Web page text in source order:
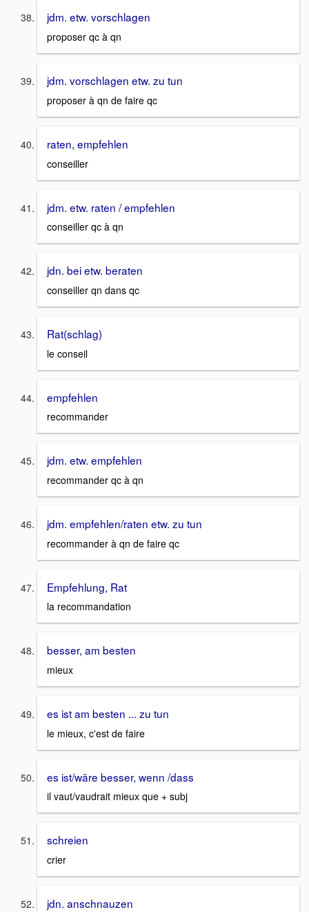
jdm. etw. vorschlagen
proposer qc à qn
jdm. vorschlagen etw. zu tun
proposer à qn de faire qc
raten, empfehlen
conseiller
jdm. etw. raten / empfehlen
conseiller qc à qn
jdn. bei etw. beraten
conseiller qn dans qc
Rat(schlag)
le conseil
empfehlen
recommander
jdm. etw. empfehlen
recommander qc à qn
jdm. empfehlen/raten etw. zu tun
recommander à qn de faire qc
Empfehlung, Rat
la recommandation
besser, am besten
mieux
es ist am besten ... zu tun
le mieux, c'est de faire
es ist/wäre besser, wenn /dass
il vaut/vaudrait mieux que + subj
schreien
crier
jdn. anschnauzen